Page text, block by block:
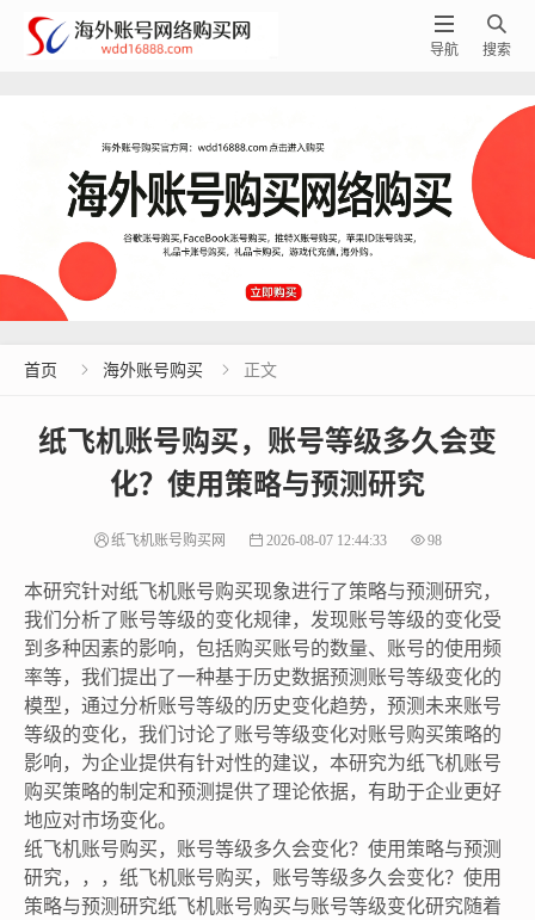

搜索

导航
首页  海外账号购买  正文
纸飞机账号购买，账号等级多久会变
化？使用策略与预测研究
纸飞机账号购买网 2026-08-07 12:44:33 98
本研究针对纸飞机账号购买现象进行了策略与预测研究，
我们分析了账号等级的变化规律，发现账号等级的变化受
到多种因素的影响，包括购买账号的数量、账号的使用频
率等，我们提出了一种基于历史数据预测账号等级变化的
模型，通过分析账号等级的历史变化趋势，预测未来账号
等级的变化，我们讨论了账号等级变化对账号购买策略的
影响，为企业提供有针对性的建议，本研究为纸飞机账号
购买策略的制定和预测提供了理论依据，有助于企业更好
地应对市场变化。
纸飞机账号购买，账号等级多久会变化？使用策略与预测
研究，，，纸飞机账号购买，账号等级多久会变化？使用
策略与预测研究纸飞机账号购买与账号等级变化研究随着